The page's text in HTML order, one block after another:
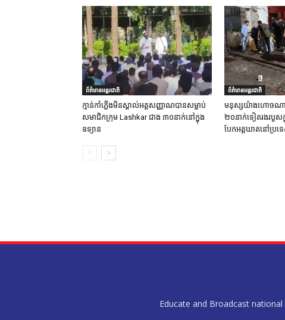
ព័ត៌មានអន្តរជាតិ
ក្មាន់កាំភ្លើងមិនស្គាល់អត្តសញ្ញាណបានសម្លាប់
សមាជិកក្រុម Lashkar ជាង ៣០នាក់នៅក្នុង
ឧទ្យាន
ព័ត៌មានអន្តរជាតិ
មនុស្សយ៉ាងហោចណា
២០នាក់ទៀតរងរបួសក្
បែកអត្តឃាតនៅប្រទ
Educate and Broadcast